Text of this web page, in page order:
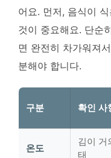
어요. 먼저, 음식이
것이 중요해요. 단순
면 완전히 차가워져
분해야 합니다.
구분 확인 사
온도
김이 거
태